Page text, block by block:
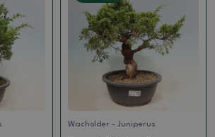
Wacholder - Juniperus